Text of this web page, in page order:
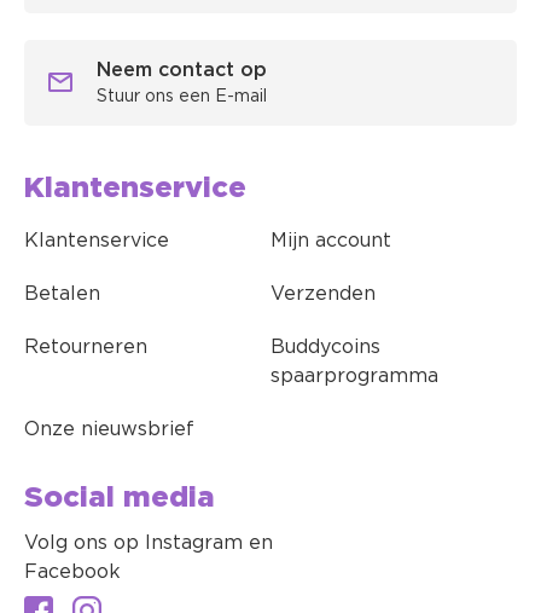
Neem contact op
Stuur ons een E-mail
Klantenservice
Klantenservice Mijn account
Betalen Verzenden
Retourneren
Buddycoins
spaarprogramma
Onze nieuwsbrief
Social media
Volg ons op Instagram en
Facebook